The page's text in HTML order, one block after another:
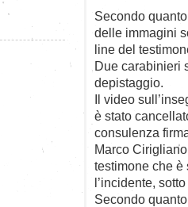
Secondo
delle immagini
line del
Due carabinieri
depistaggio.
Il video
è stato
consulenza
Marco
testimone che è
l’incidente,
Secondo